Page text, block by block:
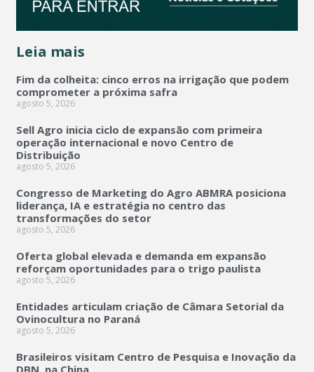
Leia mais
Fim da colheita: cinco erros na irrigação que podem
comprometer a próxima safra
agosto 5, 2026
Sell Agro inicia ciclo de expansão com primeira
operação internacional e novo Centro de
Distribuição
agosto 5, 2026
Congresso de Marketing do Agro ABMRA posiciona
liderança, IA e estratégia no centro das
transformações do setor
agosto 5, 2026
Oferta global elevada e demanda em expansão
reforçam oportunidades para o trigo paulista
agosto 5, 2026
Entidades articulam criação de Câmara Setorial da
Ovinocultura no Paraná
agosto 5, 2026
Brasileiros visitam Centro de Pesquisa e Inovação da
DBN, na China